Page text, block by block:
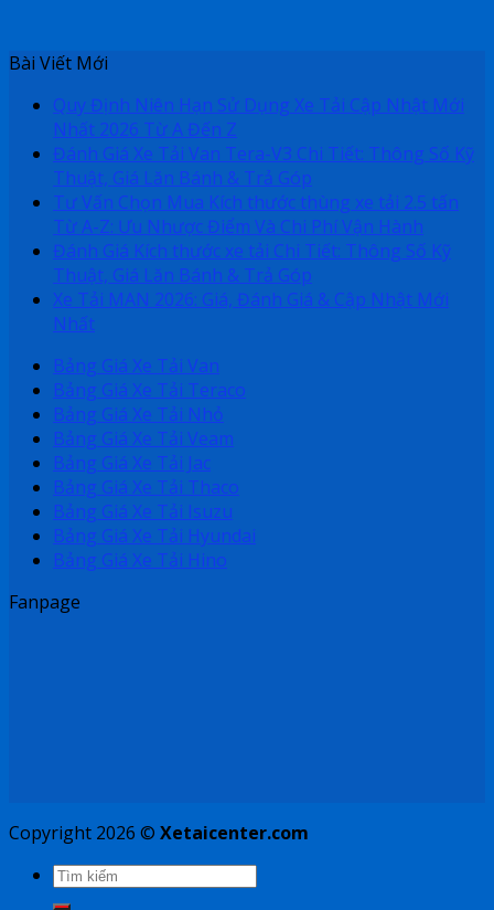
Bài Viết Mới
Quy Định Niên Hạn Sử Dụng Xe Tải Cập Nhật Mới
Nhất 2026 Từ A Đến Z
Đánh Giá Xe Tải Van Tera-V3 Chi Tiết: Thông Số Kỹ
Thuật, Giá Lăn Bánh & Trả Góp
Tư Vấn Chọn Mua Kích thước thùng xe tải 2.5 tấn
Từ A-Z: Ưu Nhược Điểm Và Chi Phí Vận Hành
Đánh Giá Kích thước xe tải Chi Tiết: Thông Số Kỹ
Thuật, Giá Lăn Bánh & Trả Góp
Xe Tải MAN 2026: Giá, Đánh Giá & Cập Nhật Mới
Nhất
Bảng Giá Xe Tải Van
Bảng Giá Xe Tải Teraco
Bảng Giá Xe Tải Nhỏ
Bảng Giá Xe Tải Veam
Bảng Giá Xe Tải Jac
Bảng Giá Xe Tải Thaco
Bảng Giá Xe Tải Isuzu
Bảng Giá Xe Tải Hyundai
Bảng Giá Xe Tải Hino
Fanpage
Copyright 2026 © Xetaicenter.com